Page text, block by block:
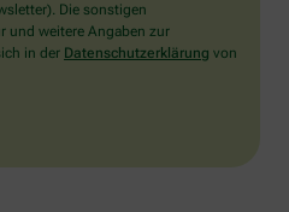
Die sonstigen
und weitere Angaben zur
in der Datenschutzerklärung von